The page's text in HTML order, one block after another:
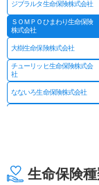
ジブラルタ生命保険株式会社
ＳＯＭＰＯひまわり生命保険
株式会社
大樹生命保険株式会社
チューリッヒ生命保険株式会
社
なないろ生命保険株式会社
みどり生命保険株式会社
生命保険